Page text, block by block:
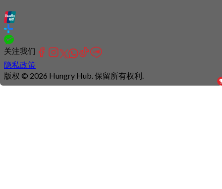
关注我们
隐私政策
版权 © 2026 Hungry Hub. 保留所有权利.
Connection